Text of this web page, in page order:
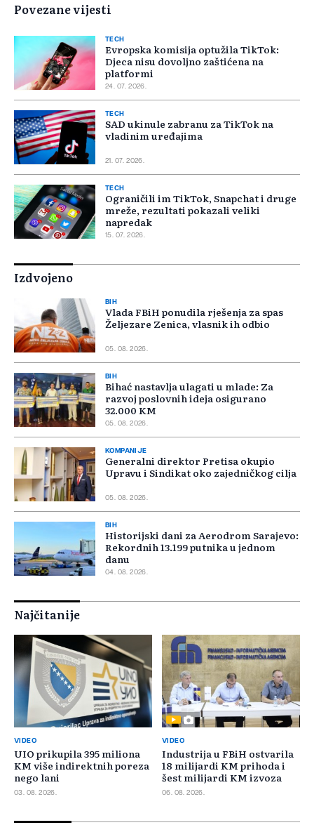
Povezane vijesti
TECH
Evropska komisija optužila TikTok:
Djeca nisu dovoljno zaštićena na
platformi
24. 07. 2026.
TECH
SAD ukinule zabranu za TikTok na
vladinim uređajima
21. 07. 2026.
TECH
Ograničili im TikTok, Snapchat i druge
mreže, rezultati pokazali veliki
napredak
15. 07. 2026.
Izdvojeno
BIH
Vlada FBiH ponudila rješenja za spas
Željezare Zenica, vlasnik ih odbio
05. 08. 2026.
BIH
Bihać nastavlja ulagati u mlade: Za
razvoj poslovnih ideja osigurano
32.000 KM
05. 08. 2026.
KOMPANIJE
Generalni direktor Pretisa okupio
Upravu i Sindikat oko zajedničkog cilja
05. 08. 2026.
BIH
Historijski dani za Aerodrom Sarajevo:
Rekordnih 13.199 putnika u jednom
danu
04. 08. 2026.
Najčitanije
VIDEO
UIO prikupila 395 miliona
KM više indirektnih poreza
nego lani
03. 08. 2026.
VIDEO
Industrija u FBiH ostvarila
18 milijardi KM prihoda i
šest milijardi KM izvoza
06. 08. 2026.